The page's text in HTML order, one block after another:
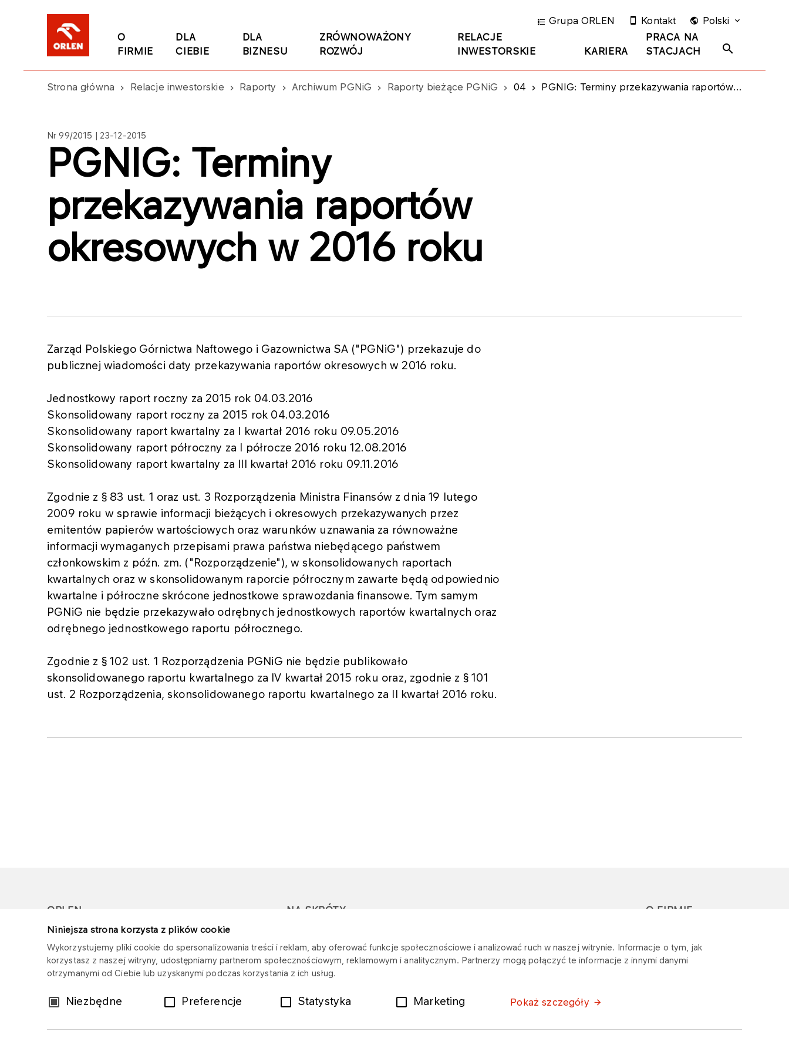
Niniejsza strona korzysta z plików cookie
Wykorzystujemy pliki cookie do spersonalizowania treści i reklam, aby oferować funkcje społecznościowe i analizować ruch w naszej witrynie. Informacje o tym, jak
korzystasz z naszej witryny, udostępniamy partnerom społecznościowym, reklamowym i analitycznym. Partnerzy mogą połączyć te informacje z innymi danymi
otrzymanymi od Ciebie lub uzyskanymi podczas korzystania z ich usług.
WybórNiezbędne Preferencje Statystyka Marketing Pokaż szczegóły
O
FIRMIE
DLA
CIEBIE
DLA
BIZNESU
ZRÓWNOWAŻONY
ROZWÓJ
RELACJE
INWESTORSKIE
KARIERA
PRACA NA
STACJACH
Grupa ORLEN Kontakt Polski
Strona główna Relacje inwestorskie Raporty Archiwum PGNiG Raporty bieżące PGNiG 04 PGNIG: Terminy przekazywania raportów okresowych w 2016 roku
Nr 99/2015 | 23-12-2015
PGNIG: Terminy
przekazywania raportów
okresowych w 2016 roku
Zarząd Polskiego Górnictwa Naftowego i Gazownictwa SA ("PGNiG") przekazuje do
publicznej wiadomości daty przekazywania raportów okresowych w 2016 roku.
Jednostkowy raport roczny za 2015 rok 04.03.2016
Skonsolidowany raport roczny za 2015 rok 04.03.2016
Skonsolidowany raport kwartalny za I kwartał 2016 roku 09.05.2016
Skonsolidowany raport półroczny za I półrocze 2016 roku 12.08.2016
Skonsolidowany raport kwartalny za III kwartał 2016 roku 09.11.2016
Zgodnie z § 83 ust. 1 oraz ust. 3 Rozporządzenia Ministra Finansów z dnia 19 lutego
2009 roku w sprawie informacji bieżących i okresowych przekazywanych przez
emitentów papierów wartościowych oraz warunków uznawania za równoważne
informacji wymaganych przepisami prawa państwa niebędącego państwem
członkowskim z późn. zm. ("Rozporządzenie"), w skonsolidowanych raportach
kwartalnych oraz w skonsolidowanym raporcie półrocznym zawarte będą odpowiednio
kwartalne i półroczne skrócone jednostkowe sprawozdania finansowe. Tym samym
PGNiG nie będzie przekazywało odrębnych jednostkowych raportów kwartalnych oraz
odrębnego jednostkowego raportu półrocznego.
Zgodnie z § 102 ust. 1 Rozporządzenia PGNiG nie będzie publikowało
skonsolidowanego raportu kwartalnego za IV kwartał 2015 roku oraz, zgodnie z § 101
ust. 2 Rozporządzenia, skonsolidowanego raportu kwartalnego za II kwartał 2016 roku.
ORLEN
Copyright © 1996-2026
Wszystkie prawa zastrzeżone
NA SKRÓTY
oszustwami
Mapa stacji
Dotacje
reklamację
O FIRMIE
Wymagania